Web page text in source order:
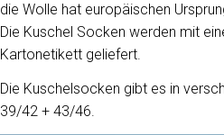
die Wolle hat europäischen
Die Kuschel Socken werden mit
Kartonetikett geliefert.
Die Kuschelsocken gibt es in
39/42 + 43/46.